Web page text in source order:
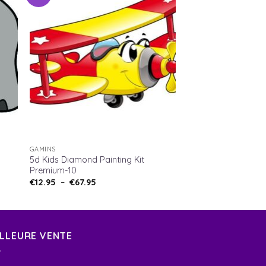
GAMINS
5d Kids Diamond Painting Kit
Premium-10
€12.95 – €67.95
VENTE